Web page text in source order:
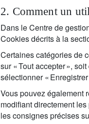
2. Comment un
Dans le Centre de
Cookies décrits à la
Certaines catégories de
sur « Tout accepter »,
sélectionner «
Vous pouvez également
modifiant directement
les consignes précises